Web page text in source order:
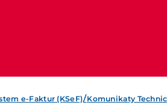
e-Faktur (KSeF)/Komunikaty